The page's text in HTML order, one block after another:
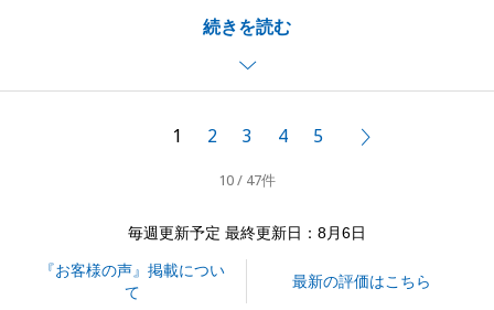
続きを読む
引渡しを迎える事ができてとても嬉しく思っておりま
Ｔ様の担当として、ご売却のお手伝いに携わる事がで
1 2 3 4 5
10 / 47件
毎週更新予定 最終更新日：8月6日
『お客様の声』掲載につい
て
最新の評価はこちら